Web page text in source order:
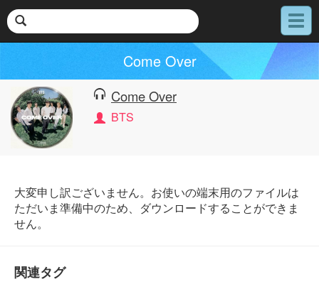
メ
ニ
Come Over
Come Over
BTS
大変申し訳ございません。お使いの端末用のファイルは
ただいま準備中のため、ダウンロードすることができま
せん。
関連タグ